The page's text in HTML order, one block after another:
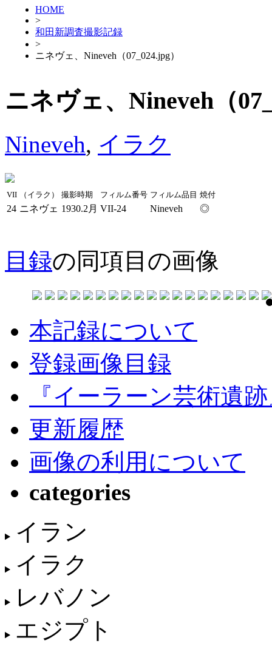
HOME
>
和田新調査撮影記録
>
ニネヴェ、Nineveh（07_024.jpg）
ニネヴェ、Nineveh（
Nineveh, イラク
VII （イラク） 撮影時期 フィルム番号 フィルム品目 焼付
24 ニネヴェ 1930.2月 VII-24 Nineveh ◎
目録の同項目の画像
本記録について
登録画像目録
『イーラーン芸術遺
更新履歴
画像の利用について
categories
イラン
イラク
レバノン
エジプト